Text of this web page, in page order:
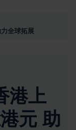
全球拓展
港上
元 助